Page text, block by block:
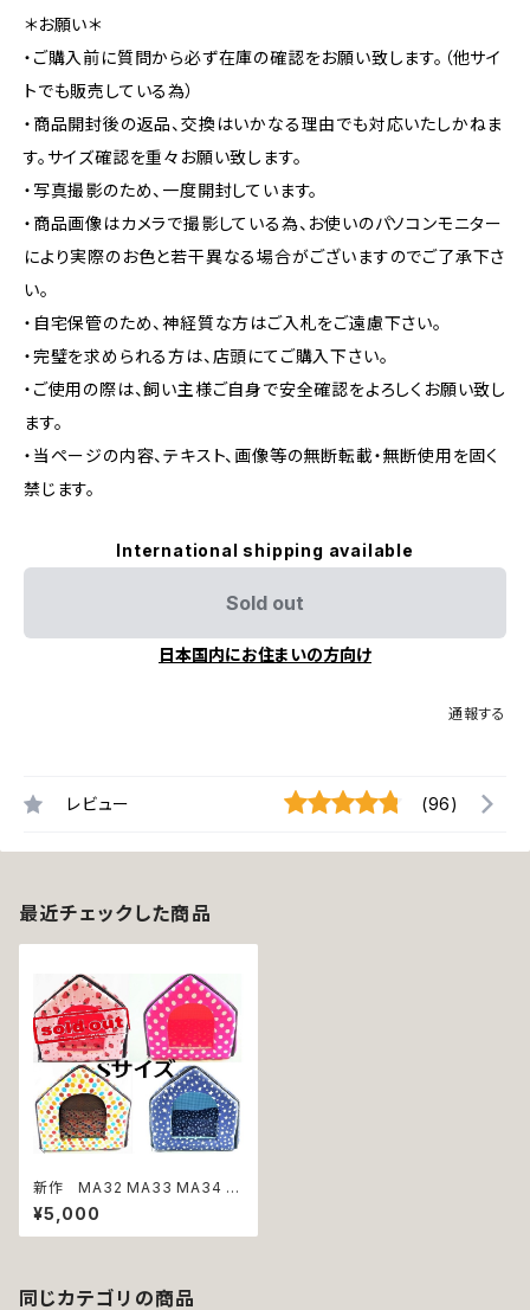
＊お願い＊
・ご購入前に質問から必ず在庫の確認をお願い致します。（他サイ
トでも販売している為）
・商品開封後の返品、交換はいかなる理由でも対応いたしかねま
す。サイズ確認を重々お願い致します。
・写真撮影のため、一度開封しています。
・商品画像はカメラで撮影している為、お使いのパソコンモニター
により実際のお色と若干異なる場合がございますのでご了承下さ
い。
・自宅保管のため、神経質な方はご入札をご遠慮下さい。
・完璧を求められる方は、店頭にてご購入下さい。
・ご使用の際は、飼い主様ご自身で安全確認をよろしくお願い致し
ます。
・当ページの内容、テキスト、画像等の無断転載・無断使用を固く
禁じます。
International shipping available
Sold out
日本国内にお住まいの方向け
通報する
レビュー (96)
最近チェックした商品
新作 MA32 MA33 MA34 M
A35 ハウス Sサイズ ベビ
ーピンク ピンク マルチカラー
ネイビー 三角屋根 犬 猫 ペ
ンボー 紺 白
¥5,000
同じカテゴリの商品